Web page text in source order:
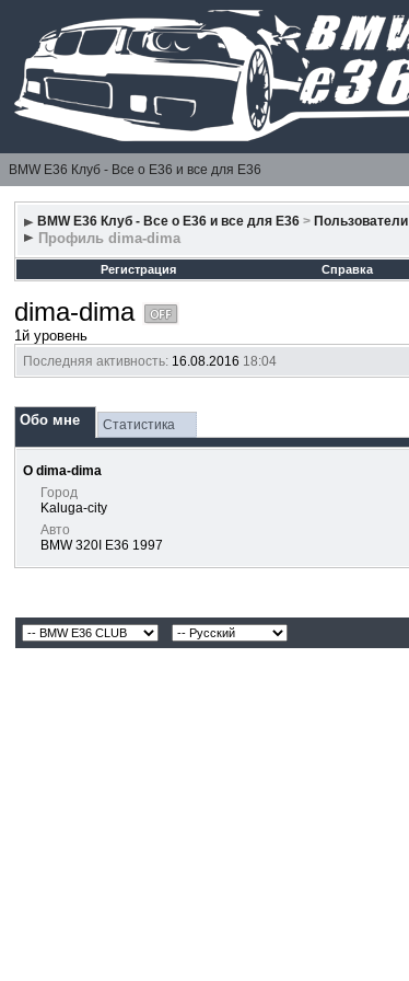
BMW E36 Клуб - Все о Е36 и все для Е36
BMW E36 Клуб - Все о Е36 и все для Е36 > Пользователи
Профиль dima-dima
Регистрация Справка
dima-dima
1й уровень
Последняя активность: 16.08.2016 18:04
Обо мне Статистика
О dima-dima
Город
Kaluga-city
Авто
BMW 320I E36 1997